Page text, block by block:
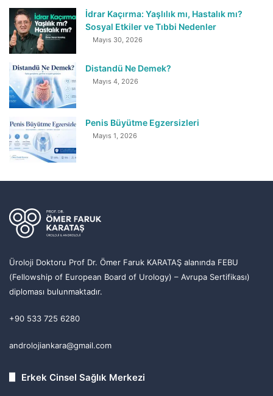
İdrar Kaçırma: Yaşlılık mı, Hastalık mı?
Sosyal Etkiler ve Tıbbi Nedenler
Mayıs 30, 2026
Distandü Ne Demek?
Mayıs 4, 2026
Penis Büyütme Egzersizleri
Mayıs 1, 2026
Üroloji Doktoru Prof Dr. Ömer Faruk KARATAŞ alanında FEBU
(Fellowship of European Board of Urology) – Avrupa Sertifikası)
diploması bulunmaktadır.
+90 533 725 6280
androlojiankara@gmail.com
Erkek Cinsel Sağlık Merkezi